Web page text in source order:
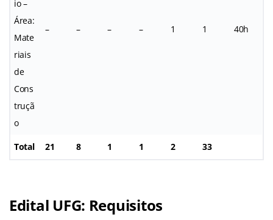
io –
Área:
Mate
riais
de
Cons
truçã
o
– – – – 1 1 40h
Total 21 8 1 1 2 33
Edital UFG: Requisitos